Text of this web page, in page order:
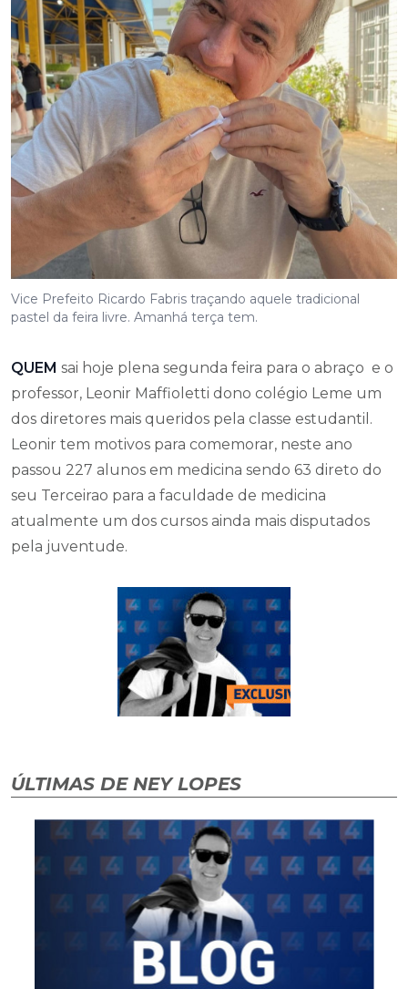
Vice Prefeito Ricardo Fabris traçando aquele tradicional
pastel da feira livre. Amanhá terça tem.
QUEM sai hoje plena segunda feira para o abraço e o
professor, Leonir Maffioletti dono colégio Leme um
dos diretores mais queridos pela classe estudantil.
Leonir tem motivos para comemorar, neste ano
passou 227 alunos em medicina sendo 63 direto do
seu Terceirao para a faculdade de medicina
atualmente um dos cursos ainda mais disputados
pela juventude.
ÚLTIMAS DE NEY LOPES